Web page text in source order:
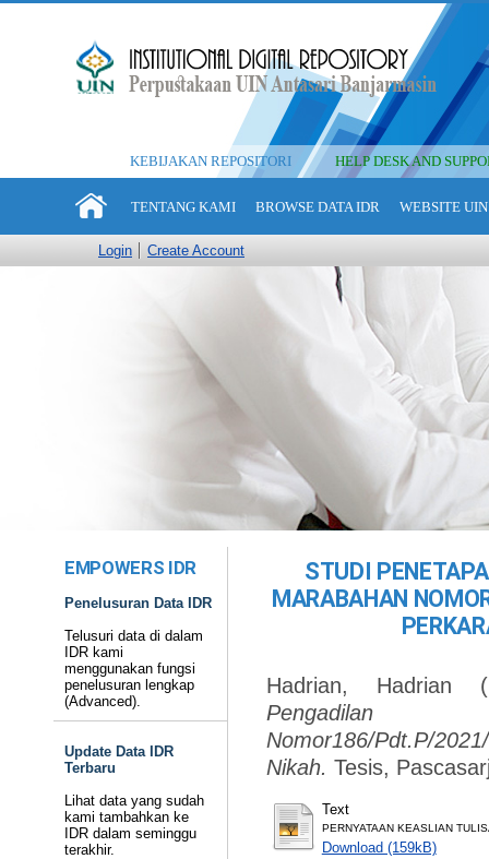
KEBIJAKAN REPOSITORI HELP DESK AND
TENTANG KAMI BROWSE DATA IDR WEBSITE
Login Create Account
EMPOWERS IDR
Penelusuran Data IDR
Telusuri data di dalam
IDR kami
menggunakan fungsi
penelusuran lengkap
(Advanced).
Update Data IDR
Terbaru
Lihat data yang sudah
kami tambahkan ke
IDR dalam seminggu
terakhir.
STUDI
MARABAHAN
Hadrian, Hadrian
Pengadilan
Nomor186/Pdt.P/
Nikah. Tesis,
Text
PERNYATAAN KEASLIAN
Download (159kB)